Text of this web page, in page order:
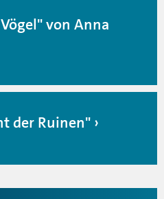
von Anna
der Ruinen"